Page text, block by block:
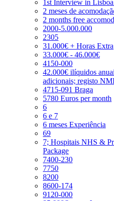
1st Interview in
2 meses de
2 months free
2000-5.000.000
2305
31.000€ + Horas Extra
33.000€ - 46.000€
4150-000
42.000€ ilíquidos
adicionais; registo
4715-091 Braga
5780 Euros per month
6
6 e 7
6 meses Experiência
69
7; Hospitais NHS &
Package
7400-230
7750
8200
8600-174
9120-000